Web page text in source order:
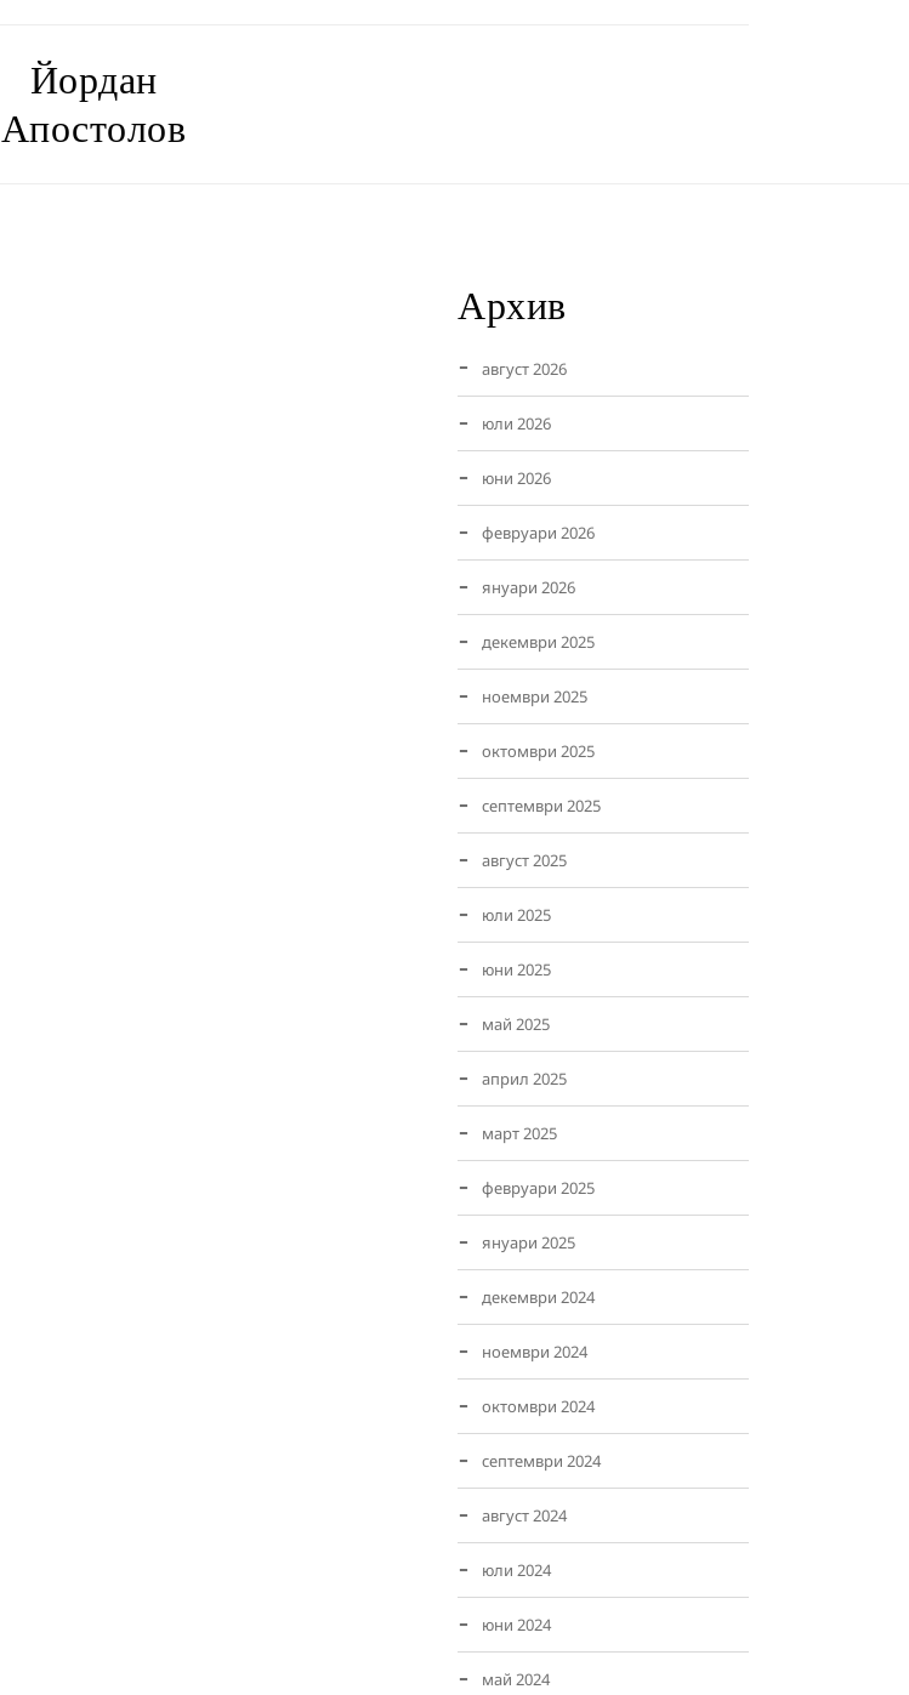
Йордан
Апостолов
Архив
август 2026
юли 2026
юни 2026
февруари 2026
януари 2026
декември 2025
ноември 2025
октомври 2025
септември 2025
август 2025
юли 2025
юни 2025
май 2025
април 2025
март 2025
февруари 2025
януари 2025
декември 2024
ноември 2024
октомври 2024
септември 2024
август 2024
юли 2024
юни 2024
май 2024